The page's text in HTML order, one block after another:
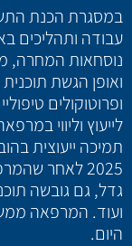
במסגרת הכנת
עבודה ותהליכים
נוסחאות המחרה,
ואופן הגשת
תמיכה ייעוצית
2025 לאחר
גדל, גם גובשה
ועוד. המרפאה
היום.